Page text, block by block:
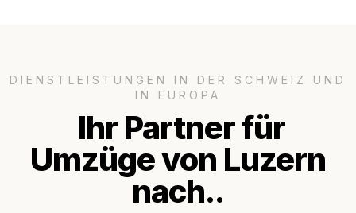
DIENSTLEISTUNGEN IN DER SCHWEIZ UND
IN EUROPA
Ihr Partner für
Umzüge von Luzern
nach..